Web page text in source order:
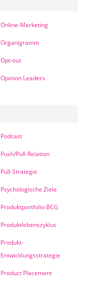
Online-Marketing
Organigramm
Opt-out
Opinion Leaders
Podcast
Push/Pull-Relation
Pull-Strategie
Psychologische Ziele
Produktportfolio BCG
Produktlebenszyklus
Produkt-
Entwicklungsstrategie
Product Placement